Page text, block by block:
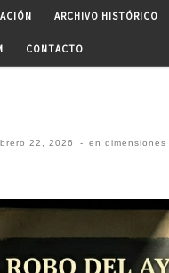
ARCHIVO HISTÓRICO
CONTACTO
22, 2026 - en dimensiones